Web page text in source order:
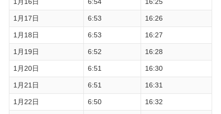
1月17日 6:53 16:26
1月18日 6:53 16:27
1月19日 6:52 16:28
1月20日 6:51 16:30
1月21日 6:51 16:31
1月22日 6:50 16:32